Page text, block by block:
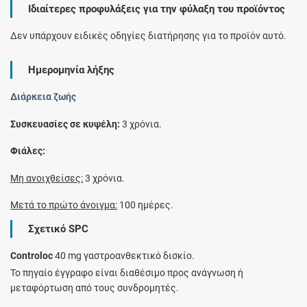
Ιδιαίτερες προφυλάξεις για την φύλαξη του προϊόντος
Δεν υπάρχουν ειδικές οδηγίες διατήρησης για το προϊόν αυτό.
Ημερομηνία λήξης
Διάρκεια ζωής
Συσκευασίες σε κυψέλη: 3 χρόνια.
Φιάλες:
Μη ανοιχθείσες:3 χρόνια.
Μετά το πρώτο άνοιγμα: 100 ημέρες.
Σχετικό SPC
Controloc40 mg γαστροανθεκτικό δισκίο.
Το πηγαίο έγγραφο είναι διαθέσιμο προς ανάγνωση ή
μεταφόρτωση από τους συνδρομητές.